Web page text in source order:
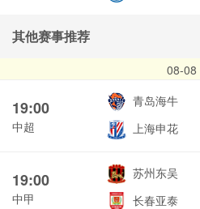
其他赛事推荐
08-08
19:00
中超
青岛海牛
上海申花
19:00
中甲
苏州东吴
长春亚泰